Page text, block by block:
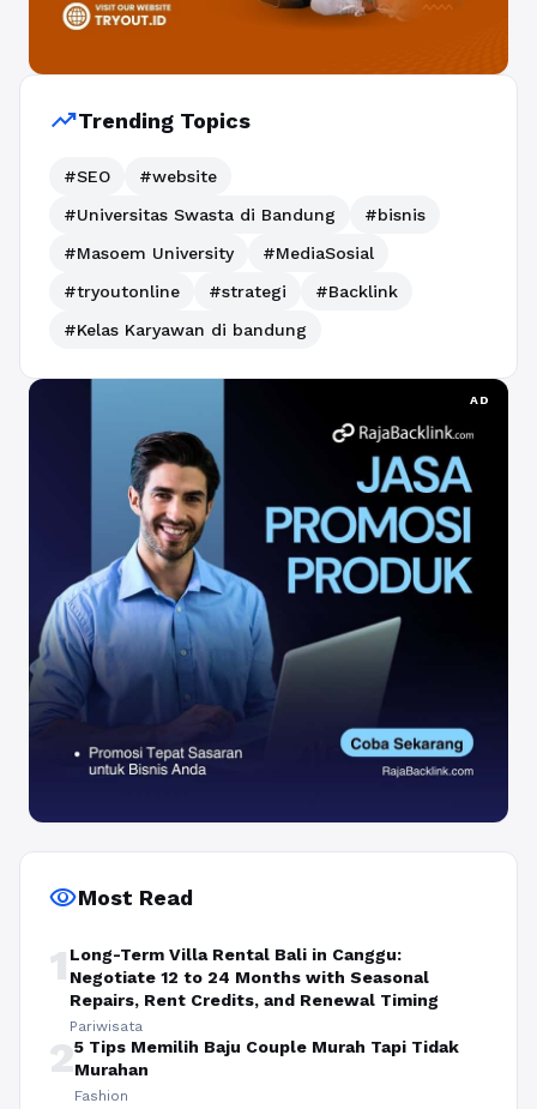
trending_upTrending Topics
#SEO
#website
#Universitas Swasta di Bandung
#bisnis
#Masoem University
#MediaSosial
#tryoutonline
#strategi
#Backlink
#Kelas Karyawan di bandung
AD
visibilityMost Read
1 Long-Term Villa Rental Bali in Canggu:
Negotiate 12 to 24 Months with Seasonal
Repairs, Rent Credits, and Renewal Timing
Pariwisata
25 Tips Memilih Baju Couple Murah Tapi Tidak
Murahan
Fashion